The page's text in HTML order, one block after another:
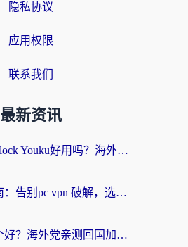
隐私协议
应用权限
联系我们
最新资讯
ChickCN和Unblock Youku好用吗？海外党亲测3款回国加速器，附iOS免费选择指南
海外党避坑指南：告别pc vpn 破解，选对回国加速器轻松访问国内资源
穿梭和海龟哪个好？海外党亲测回国加速器，附电脑免费VPN推荐